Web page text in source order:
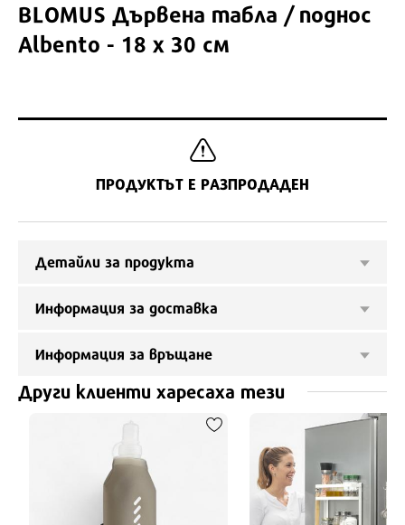
BLOMUS Дървена табла / поднос
Albento - 18 x 30 см
ПРОДУКТЪТ Е РАЗПРОДАДЕН
Детайли за продукта
Информация за доставка
Информация за връщане
Други клиенти харесаха тези